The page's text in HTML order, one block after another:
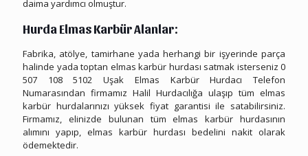
daima yardımcı olmuştur.
Hurda Elmas Karbür Alanlar:
Fabrika, atölye, tamirhane yada herhangi bir işyerinde parça
halinde yada toptan elmas karbür hurdası satmak isterseniz 0
507 108 5102 Uşak Elmas Karbür Hurdacı Telefon
Numarasından firmamız Halil Hurdacılığa ulaşıp tüm elmas
karbür hurdalarınızı yüksek fiyat garantisi ile satabilirsiniz.
Firmamız, elinizde bulunan tüm elmas karbür hurdasının
alımını yapıp, elmas karbür hurdası bedelini nakit olarak
ödemektedir.